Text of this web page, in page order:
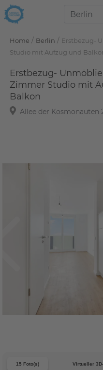
Home / Berlin / Erstbezug-
Studio mit Aufzug und
Erstbezug-
Zimmer Studio mit
Balkon
Allee der Kosmonauten
15 Foto(s) Virtueller